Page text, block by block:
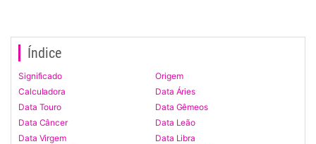
Índice
Significado
Origem
Calculadora
Data Áries
Data Touro
Data Gêmeos
Data Câncer
Data Leão
Data Virgem
Data Libra